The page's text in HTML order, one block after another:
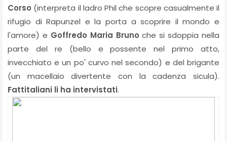
Corso (interpreta il ladro Phil che scopre casualmente il
rifugio di Rapunzel e la porta a scoprire il mondo e
l'amore) e Goffredo Maria Bruno che si sdoppia nella
parte del re (bello e possente nel primo atto,
invecchiato e un po' curvo nel secondo) e del brigante
(un macellaio divertente con la cadenza sicula).
Fattitaliani li ha intervistati.